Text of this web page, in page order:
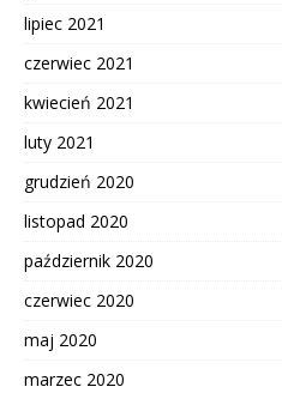
lipiec 2021
czerwiec 2021
kwiecień 2021
luty 2021
grudzień 2020
listopad 2020
październik 2020
czerwiec 2020
maj 2020
marzec 2020